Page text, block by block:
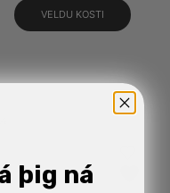
VELDU KOSTI
þig ná